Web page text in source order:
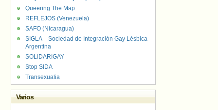
Queering The Map
REFLEJOS (Venezuela)
SAFO (Nicaragua)
SIGLA – Sociedad de Integración Gay Lésbica
Argentina
SOLIDARIGAY
Stop SIDA
Transexualia
Varios